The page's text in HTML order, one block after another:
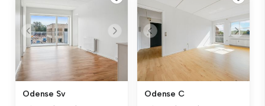
Odense Sv Odense C